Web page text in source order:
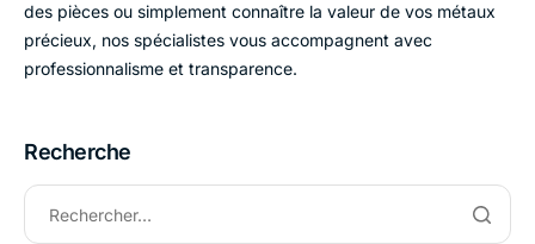
des pièces ou simplement connaître la valeur de vos métaux
précieux, nos spécialistes vous accompagnent avec
professionnalisme et transparence.
Recherche